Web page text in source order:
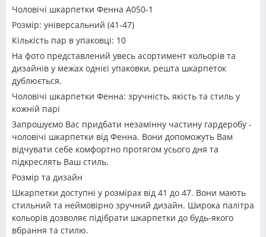
Чоловічі шкарпетки Фенна A050-1
Розмір: універсальний (41-47)
Кількість пар в упаковці: 10
На фото представлений увесь асортимент кольорів та
дизайнів у межах однієї упаковки, решта шкарпеток
дублюється.
Чоловічі шкарпетки Фенна: зручність, якість та стиль у
кожній парі
Запрошуємо Вас придбати незамінну частину гардеробу -
чоловічі шкарпетки від Фенна. Вони допоможуть Вам
відчувати себе комфортно протягом усього дня та
підкреслять Ваш стиль.
Розмір та дизайн
Шкарпетки доступні у розмірах від 41 до 47. Вони мають
стильний та неймовірно зручний дизайн. Широка палітра
кольорів дозволяє підібрати шкарпетки до будь-якого
вбрання та стилю.